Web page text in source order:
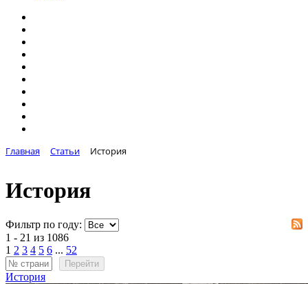
Главная Статьи История
История
Фильтр по году:
1 - 21 из 1086
1 2 3 4 5 6 ... 52
Перейти
История